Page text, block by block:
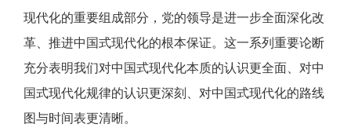
现代化的重要组成部分，党的领导是进一步全面深化改
革、推进中国式现代化的根本保证。这一系列重要论断
充分表明我们对中国式现代化本质的认识更全面、对中
国式现代化规律的认识更深刻、对中国式现代化的路线
图与时间表更清晰。